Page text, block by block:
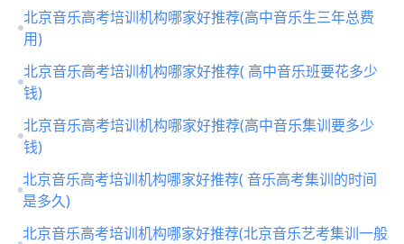
北京音乐高考培训机构哪家好推荐(高中音乐生三年总费
用)
北京音乐高考培训机构哪家好推荐( 高中音乐班要花多少
钱)
北京音乐高考培训机构哪家好推荐(高中音乐集训要多少
钱)
北京音乐高考培训机构哪家好推荐( 音乐高考集训的时间
是多久)
北京音乐高考培训机构哪家好推荐(北京音乐艺考集训一般